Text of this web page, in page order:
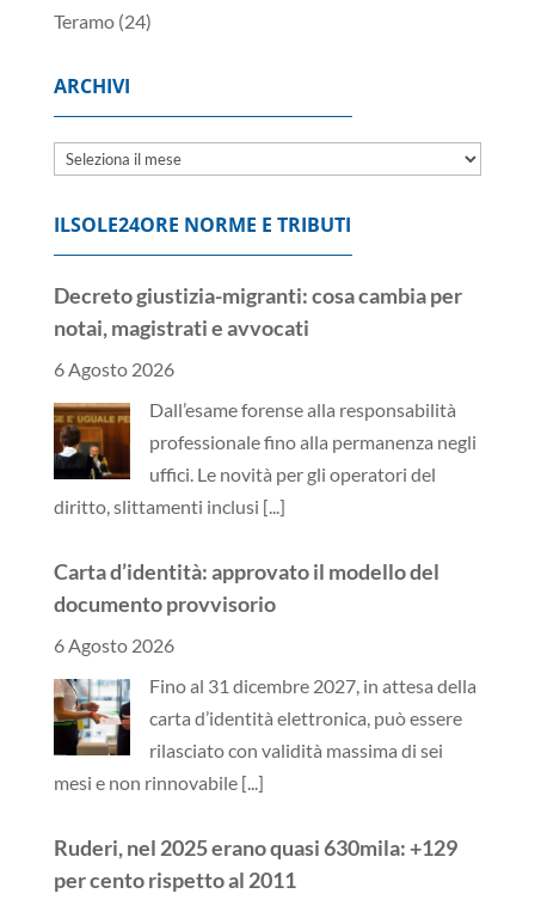
Teramo(24)
ARCHIVI
Archivi
ILSOLE24ORE NORME E TRIBUTI
Decreto giustizia-migranti: cosa cambia per
notai, magistrati e avvocati
6 Agosto 2026
Dall’esame forense alla responsabilità
professionale fino alla permanenza negli
uffici. Le novità per gli operatori del
diritto, slittamenti inclusi [...]
Carta d’identità: approvato il modello del
documento provvisorio
6 Agosto 2026
Fino al 31 dicembre 2027, in attesa della
carta d’identità elettronica, può essere
rilasciato con validità massima di sei
mesi e non rinnovabile [...]
Ruderi, nel 2025 erano quasi 630mila: +129
per cento rispetto al 2011